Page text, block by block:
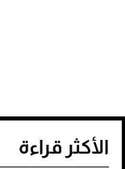
الأكثر قراءة